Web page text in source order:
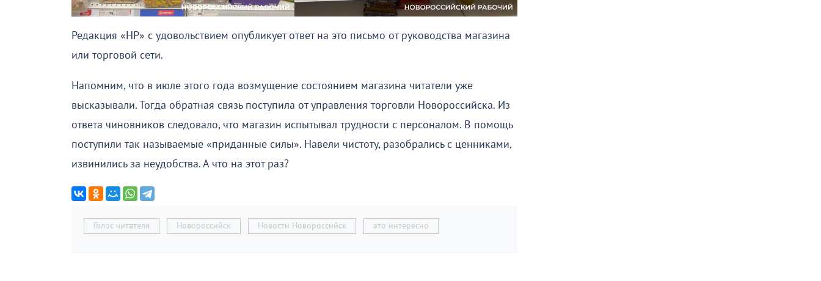
Редакция «НР» с удовольствием опубликует ответ на это письмо от руководства магазина
или торговой сети.
Напомним, что в июле этого года возмущение состоянием магазина читатели уже
высказывали. Тогда обратная связь поступила от управления торговли Новороссийска. Из
ответа чиновников следовало, что магазин испытывал трудности с персоналом. В помощь
поступили так называемые «приданные силы». Навели чистоту, разобрались с ценниками,
извинились за неудобства. А что на этот раз?
Голос читателя Новороссийск Новости Новороссийск это интересно